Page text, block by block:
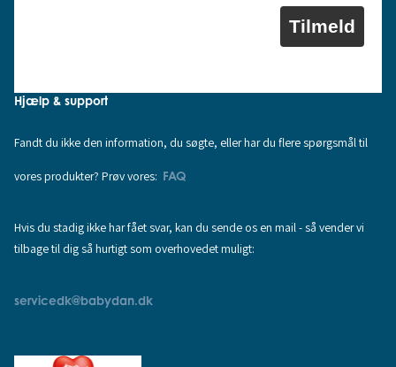
Tilmeld
Hjælp & support
Fandt du ikke den information, du søgte, eller har du flere spørgsmål til
vores produkter? Prøv vores: FAQ
Hvis du stadig ikke har fået svar, kan du sende os en mail - så vender vi
tilbage til dig så hurtigt som overhovedet muligt:
servicedk@babydan.dk